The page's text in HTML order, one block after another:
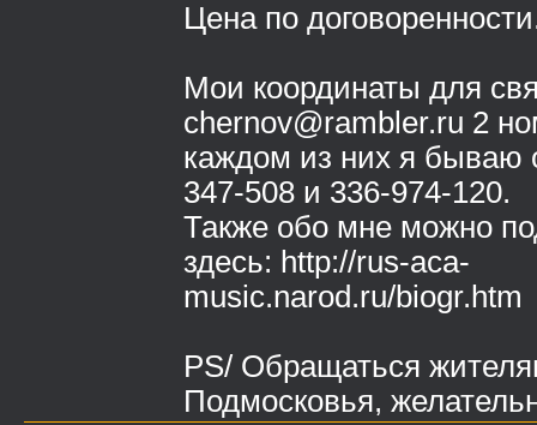
Цена по
Мои координаты для
chernov@rambler.ru 2
каждом из них я бываю
347-508 и 336-974-120.
Также обо мне можно
здесь: http://rus-aca-
music.narod.ru/biogr.htm
PS/ Обращаться
Подмосковья,